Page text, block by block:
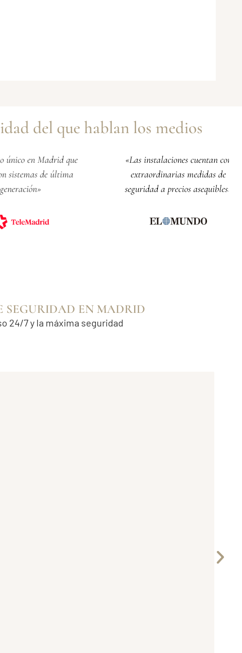
del que hablan los medios
en Madrid que
de última
«Las instalaciones cuentan con
extraordinarias medidas de
seguridad a precios asequibles»
SEGURIDAD EN MADRID
24/7 y la máxima seguridad